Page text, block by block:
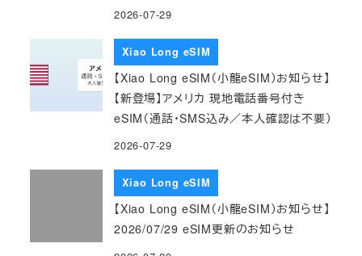
2026-07-29
Xiao Long eSIM
【Xiao Long eSIM（小龍eSIM）お知らせ】
【新登場】アメリカ 現地電話番号付き
eSIM（通話・SMS込み／本人確認は不要）
2026-07-29
Xiao Long eSIM
【Xiao Long eSIM（小龍eSIM）お知らせ】
2026/07/29 eSIM更新のお知らせ